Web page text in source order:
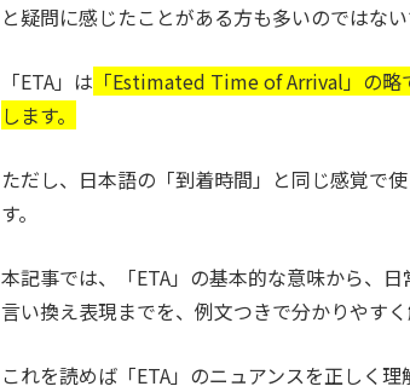
と疑問に感じたことがある方も多いのではない
「ETA」は 「Estimated Time of Arrival」の
します。
ただし、日本語の「到着時間」と同じ感覚で
す。
本記事では、「ETA」の基本的な意味から、
言い換え表現までを、例文つきで分かりやすく
これを読めば「ETA」のニュアンスを正しく